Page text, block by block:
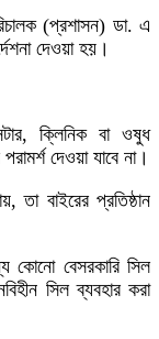
(প্রশাসন) ডা. এ
দেওয়া হয়।
ক্লিনিক বা ওষুধ
দেওয়া যাবে না।
তা বাইরের প্রতিষ্ঠান
কোনো বেসরকারি সিল
সিল ব্যবহার করা